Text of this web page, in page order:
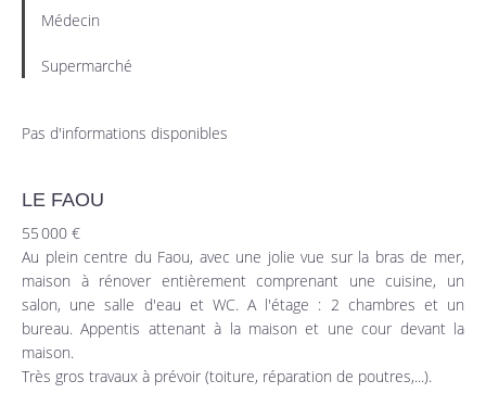
Médecin
Supermarché
Pas d'informations disponibles
LE FAOU
55 000 €
Au plein centre du Faou, avec une jolie vue sur la bras de mer,
maison à rénover entièrement comprenant une cuisine, un
salon, une salle d'eau et WC. A l'étage : 2 chambres et un
bureau. Appentis attenant à la maison et une cour devant la
maison.
Très gros travaux à prévoir (toiture, réparation de poutres,...).